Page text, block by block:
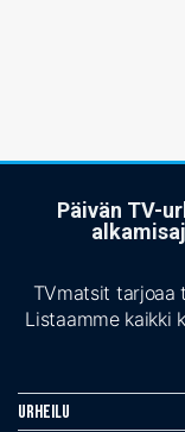
Päivän TV-
TVmatsit tarjoaa
Listaamme kaikki
Urheilu